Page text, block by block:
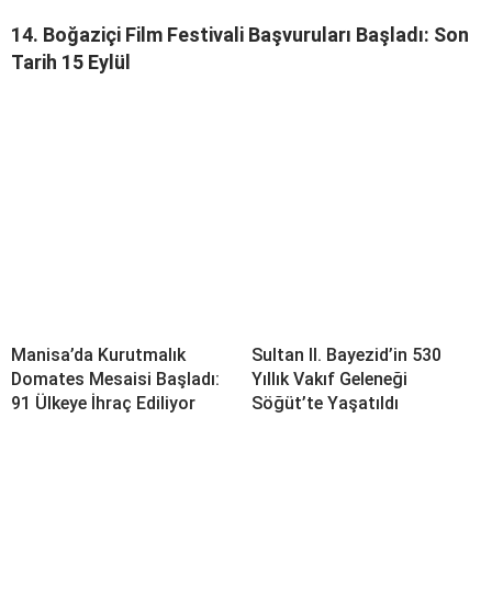
14. Boğaziçi Film Festivali Başvuruları Başladı: Son
Tarih 15 Eylül
Manisa’da Kurutmalık
Domates Mesaisi Başladı:
91 Ülkeye İhraç Ediliyor
Sultan II. Bayezid’in 530
Yıllık Vakıf Geleneği
Söğüt’te Yaşatıldı